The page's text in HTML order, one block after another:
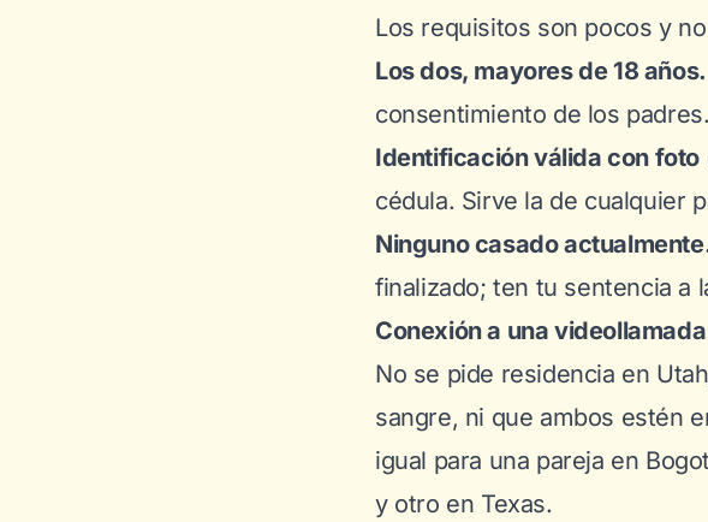
Los requisitos son pocos y
Los dos, mayores de 18 años.
consentimiento de los padres.
Identificación válida con foto
cédula. Sirve la de cualquier
Ninguno casado
finalizado; ten tu sentencia a
Conexión a una videollamada
No se pide residencia en
sangre, ni que ambos estén
igual para una pareja en
y otro en Texas.